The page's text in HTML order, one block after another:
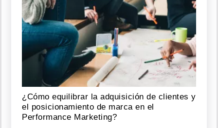
¿Cómo equilibrar la adquisición de clientes y
el posicionamiento de marca en el
Performance Marketing?